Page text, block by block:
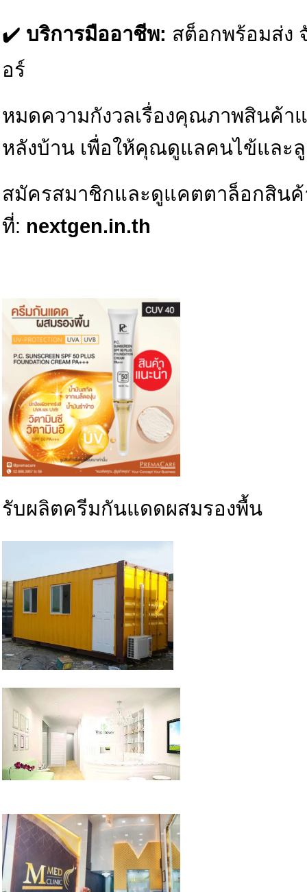
✔️ บริการมืออาชีพ: สต็อกพร้อมส่ง
อร์
หมดความกังวลเรื่องคุณภาพสินค้า
หลังบ้าน เพื่อให้คุณดูแลคนไข้และลู
สมัครสมาชิกและดูแคตตาล็อกสิน
ที่: nextgen.in.th
รับผลิตครีมกันแดดผสมรองพื้น